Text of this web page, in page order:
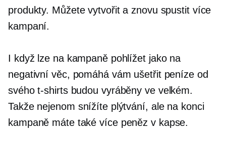
produkty. Můžete vytvořit a znovu spustit více
kampaní.
I když lze na kampaně pohlížet jako na
negativní věc, pomáhá vám ušetřit peníze od
svéhot-shirtsbudou vyráběny ve velkém.
Takže nejenom snížíte plýtvání, ale na konci
kampaně máte také více peněz v kapse.